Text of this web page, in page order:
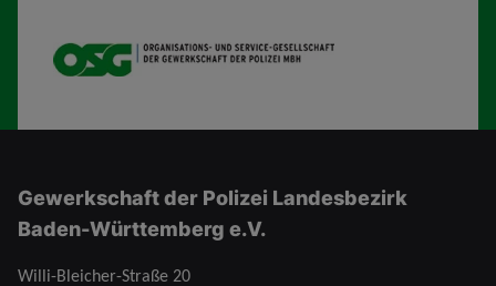
OSG
Gewerkschaft der Polizei Landesbezirk
Baden-Württemberg e.V.
Willi-Bleicher-Straße 20